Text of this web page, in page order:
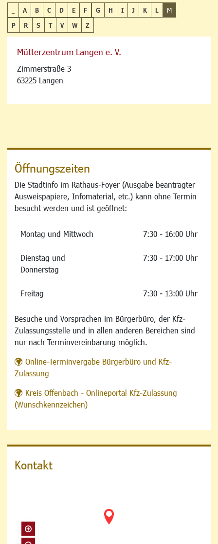
A B C D E F G H I J K L
M
P
R S T V W Z
Mütterzentrum Langen e. V.
Zimmerstraße 3
63225 Langen
Öffnungszeiten
Die Stadtinfo im Rathaus-Foyer (Ausgabe beantragter
Ausweispapiere, Infomaterial, etc.) kann ohne Termin
besucht werden und ist geöffnet:
Montag und Mittwoch 7:30 - 16:00 Uhr
Dienstag und
Donnerstag
7:30 - 17:00 Uhr
Freitag 7:30 - 13:00 Uhr
Besuche und Vorsprachen im Bürgerbüro, der Kfz-
Zulassungsstelle und in allen anderen Bereichen sind
nur nach Terminvereinbarung möglich.
Online-Terminvergabe Bürgerbüro und Kfz-
Zulassung
Kreis Offenbach - Onlineportal Kfz-Zulassung
(Wunschkennzeichen)
Kontakt